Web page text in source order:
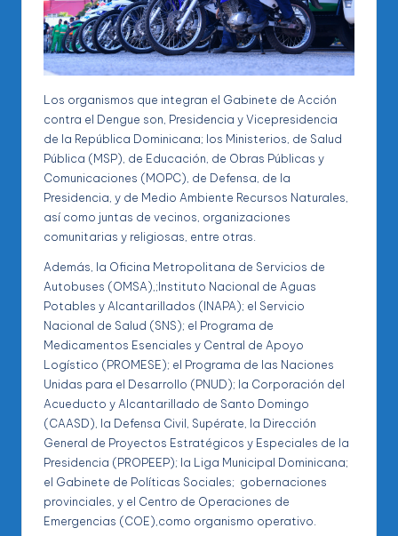
Los organismos que integran el Gabinete de Acción
contra el Dengue son, Presidencia y Vicepresidencia
de la República Dominicana; los Ministerios, de Salud
Pública (MSP), de Educación, de Obras Públicas y
Comunicaciones (MOPC), de Defensa, de la
Presidencia, y de Medio Ambiente Recursos Naturales,
así como juntas de vecinos, organizaciones
comunitarias y religiosas, entre otras.
Además, la Oficina Metropolitana de Servicios de
Autobuses (OMSA),;Instituto Nacional de Aguas
Potables y Alcantarillados (INAPA); el Servicio
Nacional de Salud (SNS); el Programa de
Medicamentos Esenciales y Central de Apoyo
Logístico (PROMESE); el Programa de las Naciones
Unidas para el Desarrollo (PNUD); la Corporación del
Acueducto y Alcantarillado de Santo Domingo
(CAASD), la Defensa Civil, Supérate, la Dirección
General de Proyectos Estratégicos y Especiales de la
Presidencia (PROPEEP); la Liga Municipal Dominicana;
el Gabinete de Políticas Sociales; gobernaciones
provinciales, y el Centro de Operaciones de
Emergencias (COE),como organismo operativo.